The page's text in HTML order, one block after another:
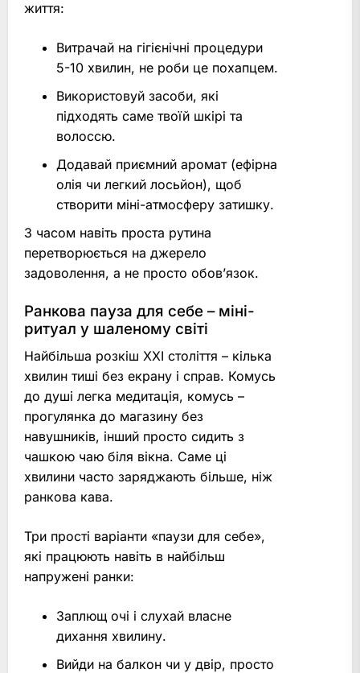
життя:
Витрачай на гігієнічні процедури
5-10 хвилин, не роби це похапцем.
Використовуй засоби, які
підходять саме твоїй шкірі та
волоссю.
Додавай приємний аромат (ефірна
олія чи легкий лосьйон), щоб
створити міні-атмосферу затишку.
З часом навіть проста рутина
перетворюється на джерело
задоволення, а не просто обов’язок.
Ранкова пауза для себе – міні-
ритуал у шаленому світі
Найбільша розкіш XXI століття – кілька
хвилин тиші без екрану і справ. Комусь
до душі легка медитація, комусь –
прогулянка до магазину без
навушників, інший просто сидить з
чашкою чаю біля вікна. Саме ці
хвилини часто заряджають більше, ніж
ранкова кава.
Три прості варіанти «паузи для себе»,
які працюють навіть в найбільш
напружені ранки:
Заплющ очі і слухай власне
дихання хвилину.
Вийди на балкон чи у двір, просто